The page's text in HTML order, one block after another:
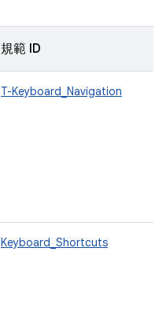
規範 ID
T-Keyboard_Navigation
Keyboard_Shortcuts